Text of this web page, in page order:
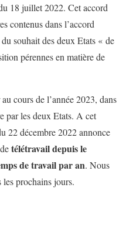
18 juillet 2022. Cet accord
contenus dans l’accord
souhait des deux Etats « de
pérennes en matière de
cours de l’année 2023, dans
par les deux Etats. A cet
22 décembre 2022 annonce
télétravail depuis le
de travail par an. Nous
les prochains jours.